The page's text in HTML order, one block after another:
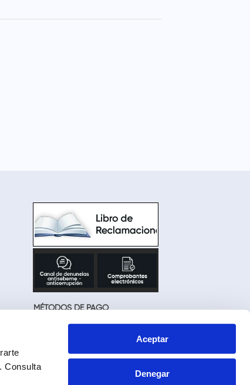
Consulta
Aceptar
Denegar
MÉTODOS DE PAGO